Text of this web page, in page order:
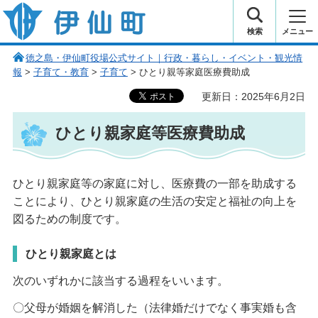
伊仙町 健康・長寿と子宝の町
検索 メニュー
徳之島・伊仙町役場公式サイト｜行政・暮らし・イベント・観光情
報 > 子育て・教育> 子育て > ひとり親等家庭医療費助成
更新日：2025年6月2日
ひとり親家庭等医療費助成
ひとり親家庭等の家庭に対し、医療費の一部を助成する
ことにより、ひとり親家庭の生活の安定と福祉の向上を
図るための制度です。
ひとり親家庭とは
次のいずれかに該当する過程をいいます。
〇父母が婚姻を解消した（法律婚だけでなく事実婚も含